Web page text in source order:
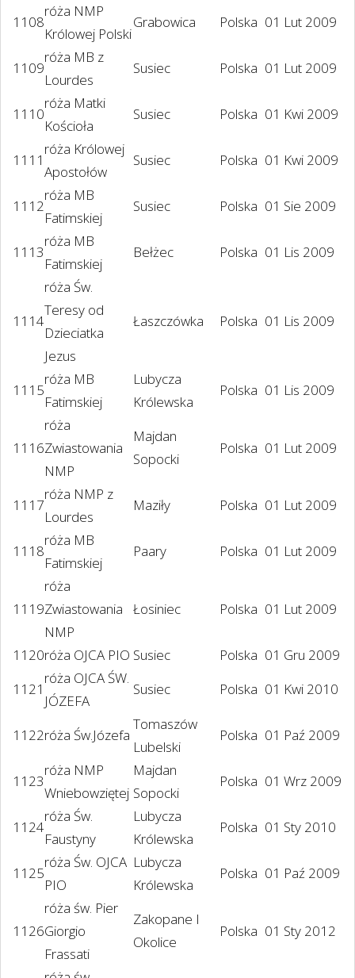
1108
róża NMP
Królowej Polski
Grabowica Polska 01 Lut 2009
1109
róża MB z
Lourdes
Susiec Polska 01 Lut 2009
1110
róża Matki
Kościoła
Susiec Polska 01 Kwi 2009
1111
róża Królowej
Apostołów
Susiec Polska 01 Kwi 2009
1112
róża MB
Fatimskiej
Susiec Polska 01 Sie 2009
1113
róża MB
Fatimskiej
Bełżec Polska 01 Lis 2009
1114
róża Św.
Teresy od
Dzieciatka
Jezus
Łaszczówka Polska 01 Lis 2009
1115
róża MB
Fatimskiej
Lubycza
Królewska
Polska 01 Lis 2009
1116
róża
Zwiastowania
NMP
Majdan
Sopocki
Polska 01 Lut 2009
1117
róża NMP z
Lourdes
Maziły Polska 01 Lut 2009
1118
róża MB
Fatimskiej
Paary Polska 01 Lut 2009
1119
róża
Zwiastowania
NMP
Łosiniec Polska 01 Lut 2009
1120róża OJCA PIO Susiec Polska 01 Gru 2009
1121
róża OJCA ŚW.
JÓZEFA
Susiec Polska 01 Kwi 2010
1122róża Św.Józefa
Tomaszów
Lubelski
Polska 01 Paź 2009
1123
róża NMP
Wniebowziętej
Majdan
Sopocki
Polska 01 Wrz 2009
1124
róża Św.
Faustyny
Lubycza
Królewska
Polska 01 Sty 2010
1125
róża Św. OJCA
PIO
Lubycza
Królewska
Polska 01 Paź 2009
1126
róża św. Pier
Giorgio
Frassati
Zakopane I
Okolice
Polska 01 Sty 2012